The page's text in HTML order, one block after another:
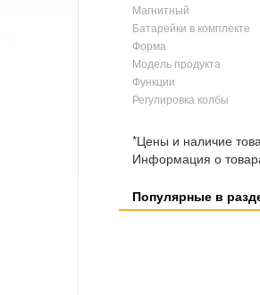
Магнитный
Батарейки в комплекте
Форма
Модель продукта
Функции
Регулировка колбы
*Цены и наличие
Информация о
Популярные в